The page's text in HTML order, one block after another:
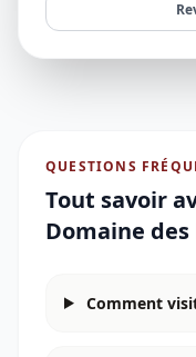
QUESTIONS
Tout savoir
Domaine des
Comment